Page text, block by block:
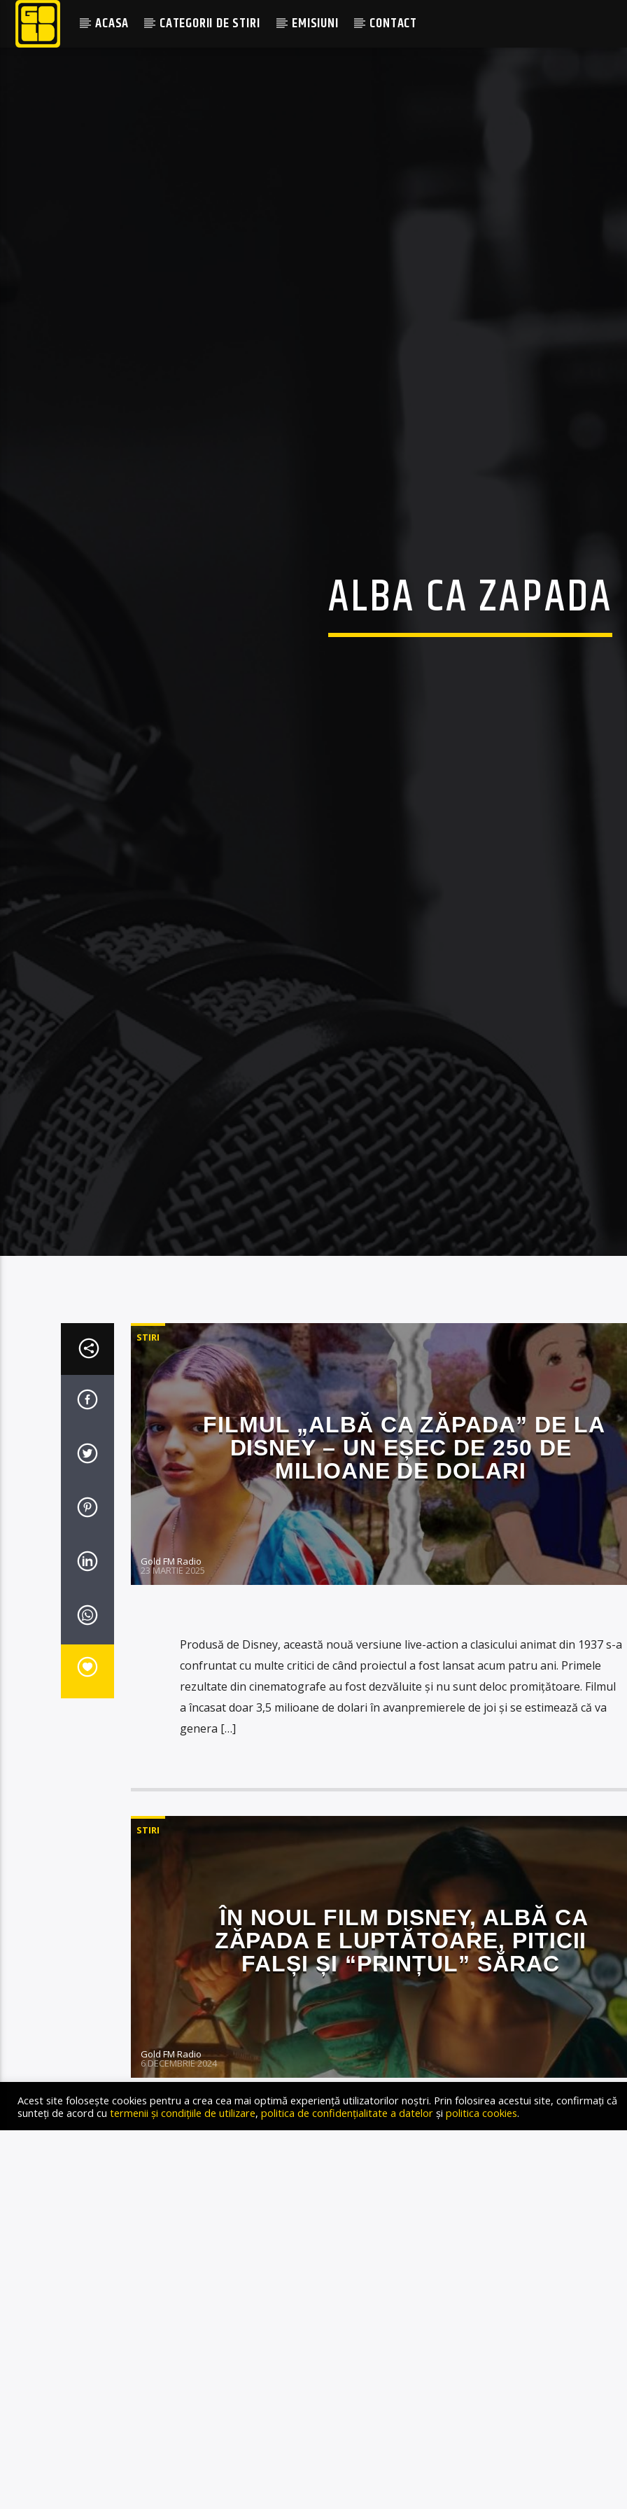
ACASA CATEGORII DE STIRI EMISIUNI CONTACT
ALBA CA ZAPADA
STIRI
FILMUL „ALBĂ CA ZĂPADA” DE LA
DISNEY – UN EȘEC DE 250 DE
MILIOANE DE DOLARI
Gold FM Radio
23 MARTIE 2025
Produsă de Disney, această nouă versiune live-action a clasicului animat din 1937 s-a
confruntat cu multe critici de când proiectul a fost lansat acum patru ani. Primele
rezultate din cinematografe au fost dezvăluite și nu sunt deloc promițătoare. Filmul
a încasat doar 3,5 milioane de dolari în avanpremierele de joi și se estimează că va
genera […]
STIRI
ÎN NOUL FILM DISNEY, ALBĂ CA
ZĂPADA E LUPTĂTOARE, PITICII
FALȘI ȘI “PRINȚUL” SĂRAC
Gold FM Radio
6 DECEMBRIE 2024
Acest site folosește cookies pentru a crea cea mai optimă experiență utilizatorilor noștri. Prin folosirea acestui site, confirmați că
sunteți de acord cu termenii și condițiile de utilizare, politica de confidențialitate a datelor și politica cookies.